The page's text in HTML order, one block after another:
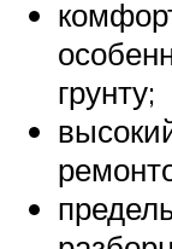
грунту;